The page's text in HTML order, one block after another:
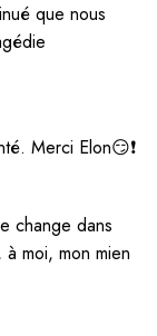
que nous
Merci Elon😏❗
change dans
moi, mon mien